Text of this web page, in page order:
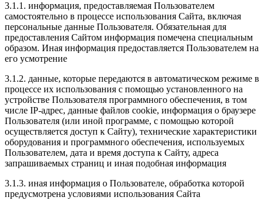
3.1.1. информация, предоставляемая Пользователем
самостоятельно в процессе использования Сайта, включая
персональные данные Пользователя. Обязательная для
предоставления Сайтом информация помечена специальным
образом. Иная информация предоставляется Пользователем на
его усмотрение
3.1.2. данные, которые передаются в автоматическом режиме в
процессе их использования с помощью установленного на
устройстве Пользователя программного обеспечения, в том
числе IP-адрес, данные файлов cookie, информация о браузере
Пользователя (или иной программе, с помощью которой
осуществляется доступ к Сайту), технические характеристики
оборудования и программного обеспечения, используемых
Пользователем, дата и время доступа к Сайту, адреса
запрашиваемых страниц и иная подобная информация
3.1.3. иная информация о Пользователе, обработка которой
предусмотрена условиями использования Сайта